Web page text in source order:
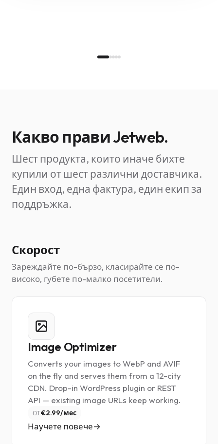
Какво прави Jetweb.
Шест продукта, които иначе бихте
купили от шест различни доставчика.
Един вход, една фактура, един екип за
поддръжка.
Скорост
Зареждайте по-бързо, класирайте се по-
високо, губете по-малко посетители.
Image Optimizer
Converts your images to WebP and AVIF
on the fly and serves them from a 12-city
CDN. Drop-in WordPress plugin or REST
API — existing image URLs keep working.
ОТ€2.99/мес
Научете повече